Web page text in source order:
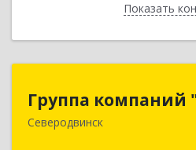
ПоказатьНазад
Группа компаний
Северодвинск
Группа
164500, Архангельская